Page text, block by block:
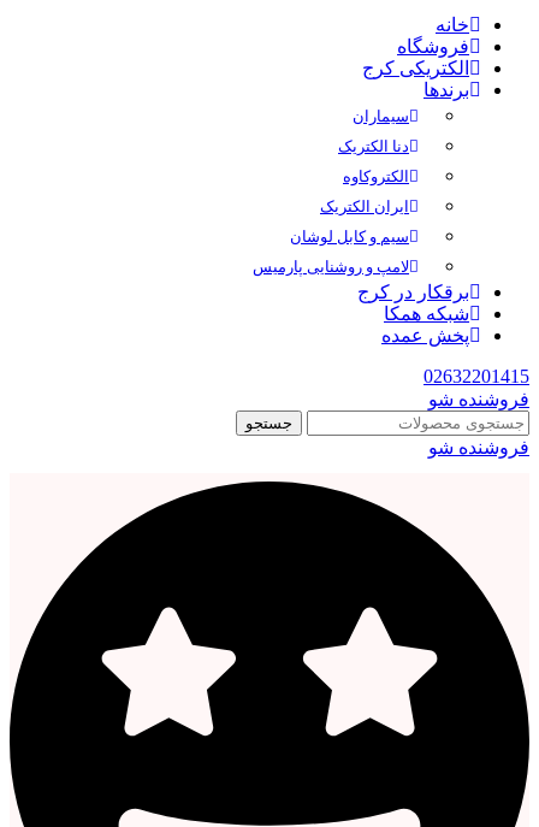
خانه
فروشگاه
الکتریکی کرج
برندها
سیماران
دنا الکتریک
الکتروکاوه
ایران الکتریک
سیم و کابل لوشان
لامپ و روشنایی پارمیس
برقکار در کرج
شبکه همکا
پخش عمده
02632201415
فروشنده شو
جستجو
فروشنده شو